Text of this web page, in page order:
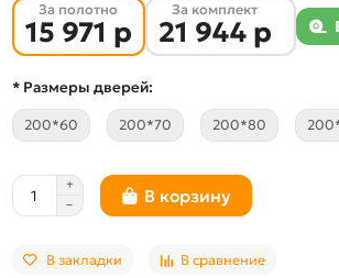
За полотно
15 971 р
За комплект
21 944 р
* Размеры дверей:
200*60 200*70 200*80
В корзину
В закладки В сравнение